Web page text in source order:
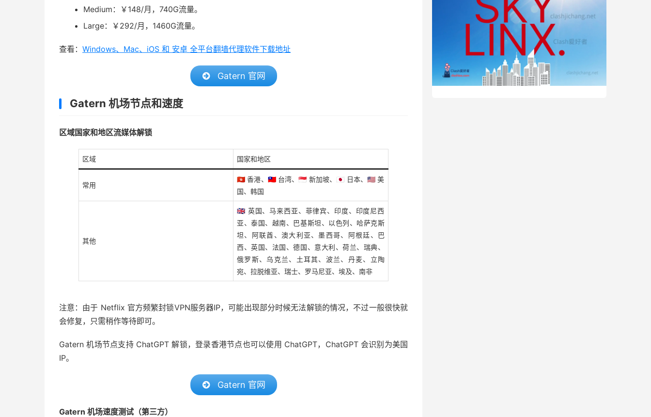
Medium：￥148/月，740G流量。
Large：￥292/月，1460G流量。
查看： Windows、Mac、iOS 和 安卓 全平台翻墙代理软件下载地址
Gatern 官网
Gatern 机场节点和速度
区域国家和地区流媒体解锁
区域 国家和地区
常用
🇭🇰 香港、🇹🇼 台湾、🇸🇬 新加坡、🇯🇵 日本、🇺🇸 美
国、韩国
其他
🇬🇧 英国、马来西亚、菲律宾、印度、印度尼西
亚、泰国、越南、巴基斯坦、以色列、哈萨克斯
坦、阿联酋、澳大利亚、墨西哥、阿根廷、巴
西、英国、法国、德国、意大利、荷兰、瑞典、
俄罗斯、乌克兰、土耳其、波兰、丹麦、立陶
宛、拉脱维亚、瑞士、罗马尼亚、埃及、南非
注意：由于 Netflix 官方频繁封锁VPN服务器IP，可能出现部分时候无法解锁的情况，不过一般很快就
会修复，只需稍作等待即可。
Gatern 机场节点支持 ChatGPT 解锁，登录香港节点也可以使用 ChatGPT，ChatGPT 会识别为美国
IP。
Gatern 官网
Gatern 机场速度测试（第三方）